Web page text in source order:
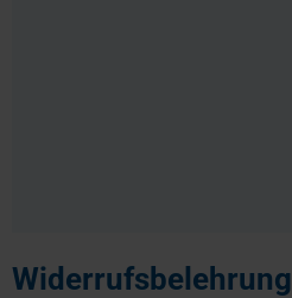
Widerrufsbelehrung